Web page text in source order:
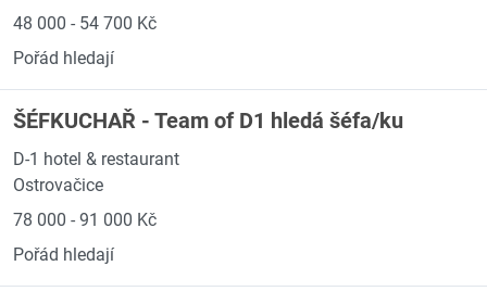
48 000 - 54 700 Kč
Pořád hledají
ŠÉFKUCHAŘ - Team of D1 hledá šéfa/ku
D-1 hotel & restaurant
Ostrovačice
78 000 - 91 000 Kč
Pořád hledají